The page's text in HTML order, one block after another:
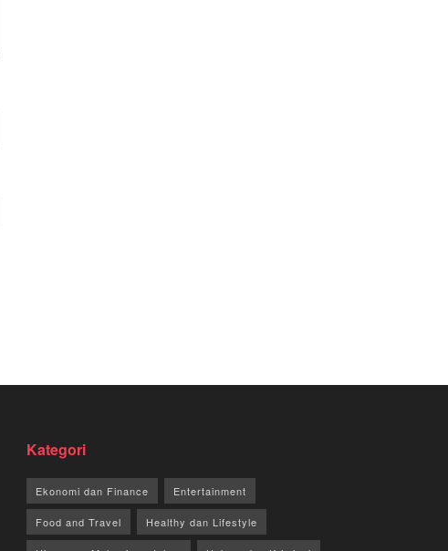
Kategori
Ekonomi dan Finance Entertainment
Food and Travel Healthy dan Lifestyle